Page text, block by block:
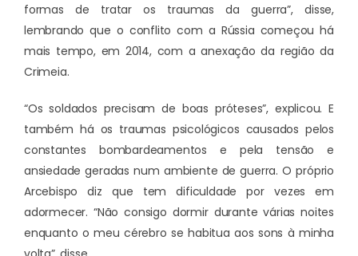
formas de tratar os traumas da guerra”, disse,
lembrando que o conflito com a Rússia começou há
mais tempo, em 2014, com a anexação da região da
Crimeia.
“Os soldados precisam de boas próteses”, explicou. E
também há os traumas psicológicos causados pelos
constantes bombardeamentos e pela tensão e
ansiedade geradas num ambiente de guerra. O próprio
Arcebispo diz que tem dificuldade por vezes em
adormecer. “Não consigo dormir durante várias noites
enquanto o meu cérebro se habitua aos sons à minha